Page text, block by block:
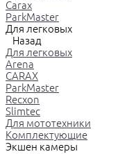
Carax
ParkMaster
Для легковых
Назад
Для легковых
Arena
CARAX
ParkMaster
Recxon
Slimtec
Для мототехники
Комплектующие
Экшен камеры